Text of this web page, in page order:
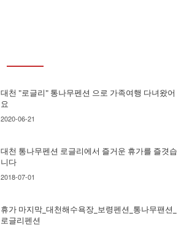
대천 "로글리" 통나무펜션 으로 가족여행 다녀왔어
요
2020-06-21
대천 통나무펜션 로글리에서 즐거운 휴가를 즐겻습
니다
2018-07-01
휴가 마지막_대천해수욕장_보령펜션_통나무팬션_
로글리펜션